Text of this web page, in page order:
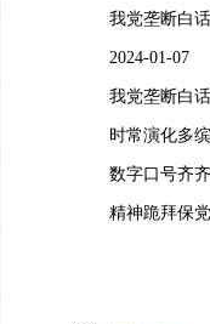
我党垄断白
2024-01-07
我党垄断白
时常演化多
数字口号齐
精神跪拜保